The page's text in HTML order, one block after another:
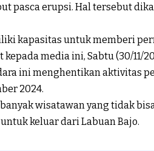
pasca erupsi. Hal tersebut
kapasitas untuk memberi
kepada media ini, Sabtu (30/11/
ini menghentikan aktivitas
2024.
wisatawan yang tidak
keluar dari Labuan Bajo.